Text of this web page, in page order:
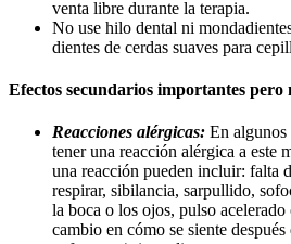
venta libre durante la terapia.
No use hilo dental ni
dientes de cerdas suaves para
Efectos secundarios importantes pero
Reacciones alérgicas: En algunos
tener una reacción alérgica a este
una reacción pueden incluir: falta
respirar, sibilancia, sarpullido,
la boca o los ojos, pulso
cambio en cómo se siente